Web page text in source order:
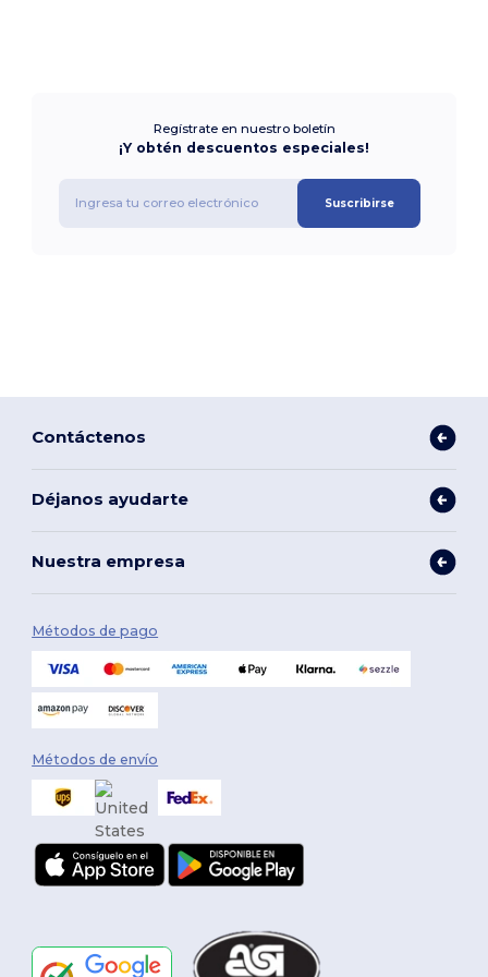
Regístrate en nuestro boletín
¡Y obtén descuentos especiales!
Suscribirse
Contáctenos
Déjanos ayudarte
Nuestra empresa
Métodos de pago
Métodos de envío